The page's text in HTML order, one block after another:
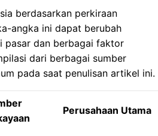
berdasarkan perkiraan
angka ini dapat berubah
pasar dan berbagai faktor
dari berbagai sumber
pada saat penulisan artikel ini.
Perusahaan Utama